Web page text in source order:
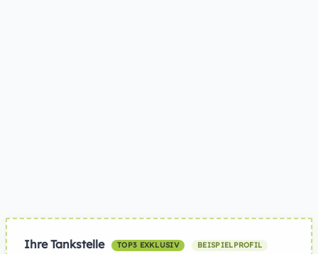
Ihre Tankstelle TOP3 EXKLUSIV BEISPIELPROFIL